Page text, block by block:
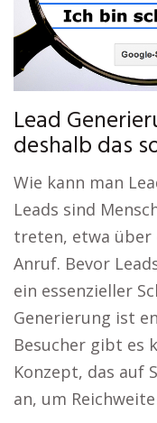
Lead
deshalb das
Wie kann man
Leads sind
treten, etwa über
Anruf. Bevor
ein essenzieller
Generierung ist
Besucher gibt es
Konzept, das auf
an, um